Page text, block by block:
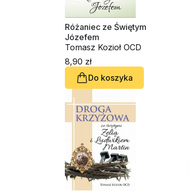
Różaniec ze Świętym
Józefem
Tomasz Kozioł OCD
8,90 zł
Do koszyka